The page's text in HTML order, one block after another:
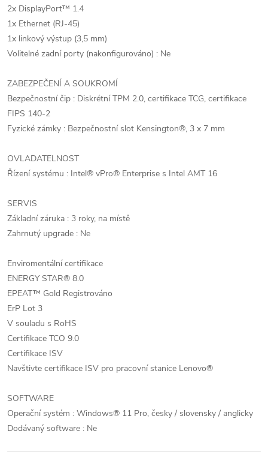
2x DisplayPort™ 1.4
1x Ethernet (RJ-45)
1x linkový výstup (3,5 mm)
Volitelné zadní porty (nakonfigurováno) : Ne
ZABEZPEČENÍ A SOUKROMÍ
Bezpečnostní čip : Diskrétní TPM 2.0, certifikace TCG, certifikace
FIPS 140-2
Fyzické zámky : Bezpečnostní slot Kensington®, 3 x 7 mm
OVLADATELNOST
Řízení systému : Intel® vPro® Enterprise s Intel AMT 16
SERVIS
Základní záruka : 3 roky, na místě
Zahrnutý upgrade : Ne
Enviromentální certifikace
ENERGY STAR® 8.0
EPEAT™ Gold Registrováno
ErP Lot 3
V souladu s RoHS
Certifikace TCO 9.0
Certifikace ISV
Navštivte certifikace ISV pro pracovní stanice Lenovo®
SOFTWARE
Operační systém : Windows® 11 Pro, česky / slovensky / anglicky
Dodávaný software : Ne